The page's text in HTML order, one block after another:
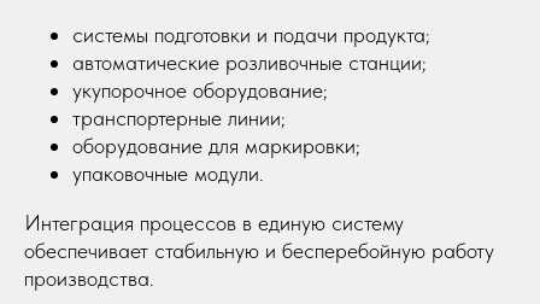
системы подготовки и подачи продукта;
автоматические розливочные станции;
укупорочное оборудование;
транспортерные линии;
оборудование для маркировки;
упаковочные модули.
Интеграция процессов в единую систему
обеспечивает стабильную и бесперебойную работу
производства.
Двухкамерные вакуумные упаковщики
Фасовочно-упаковочное оборудование
Дозирующее оборудование
Кодирующее оборудование
Весовые дозаторы
О компании
Оплата
Доставка